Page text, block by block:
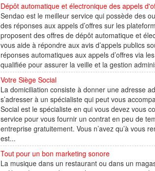
Dépôt automatique et électronique des appels
Sendao est le meilleur service qui possède des
des réponses aux appels d’offres sur les
proposent des offres de dépôt automatique et
vous aide à répondre aux avis d’appels publics
réponses automatiques aux appels d’offres via
qualifiée pour assurer la veille et la gestion
Votre Siège Social
La domiciliation consiste à donner une adresse
s’adresser à un spécialiste qui peut vous
Social est le spécialiste en qui vous devez vous
service pour vous fournir un contrat en peu de
entreprise gratuitement. Vous n’avez qu’à vous
est...
Tout pour un bon marketing sonore
La musique dans un restaurant ou dans un